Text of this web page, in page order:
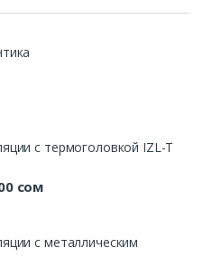
c термоголовкой IZL-T
сомДиапазон
–
с металлическим